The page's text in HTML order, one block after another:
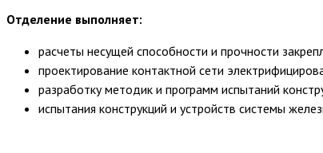
Отделение выполняет:
расчеты несущей способности и прочности
проектирование контактной сети
разработку методик и программ испытаний
испытания конструкций и устройств системы